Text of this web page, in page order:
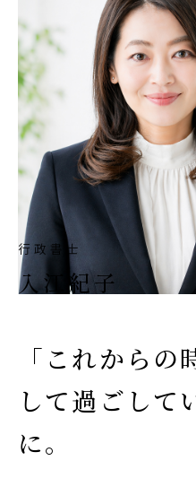
行政書士
入江紀子
「これから
して過ごして
に。